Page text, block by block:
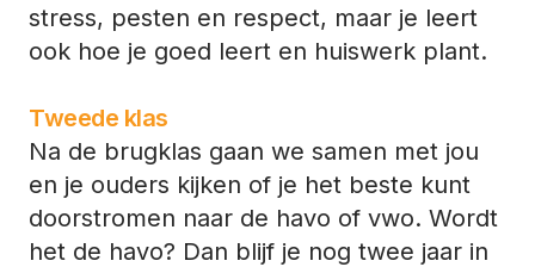
stress, pesten en respect, maar je leert
ook hoe je goed leert en huiswerk plant.
Tweede klas
Na de brugklas gaan we samen met jou
en je ouders kijken of je het beste kunt
doorstromen naar de havo of vwo. Wordt
het de havo? Dan blijf je nog twee jaar in